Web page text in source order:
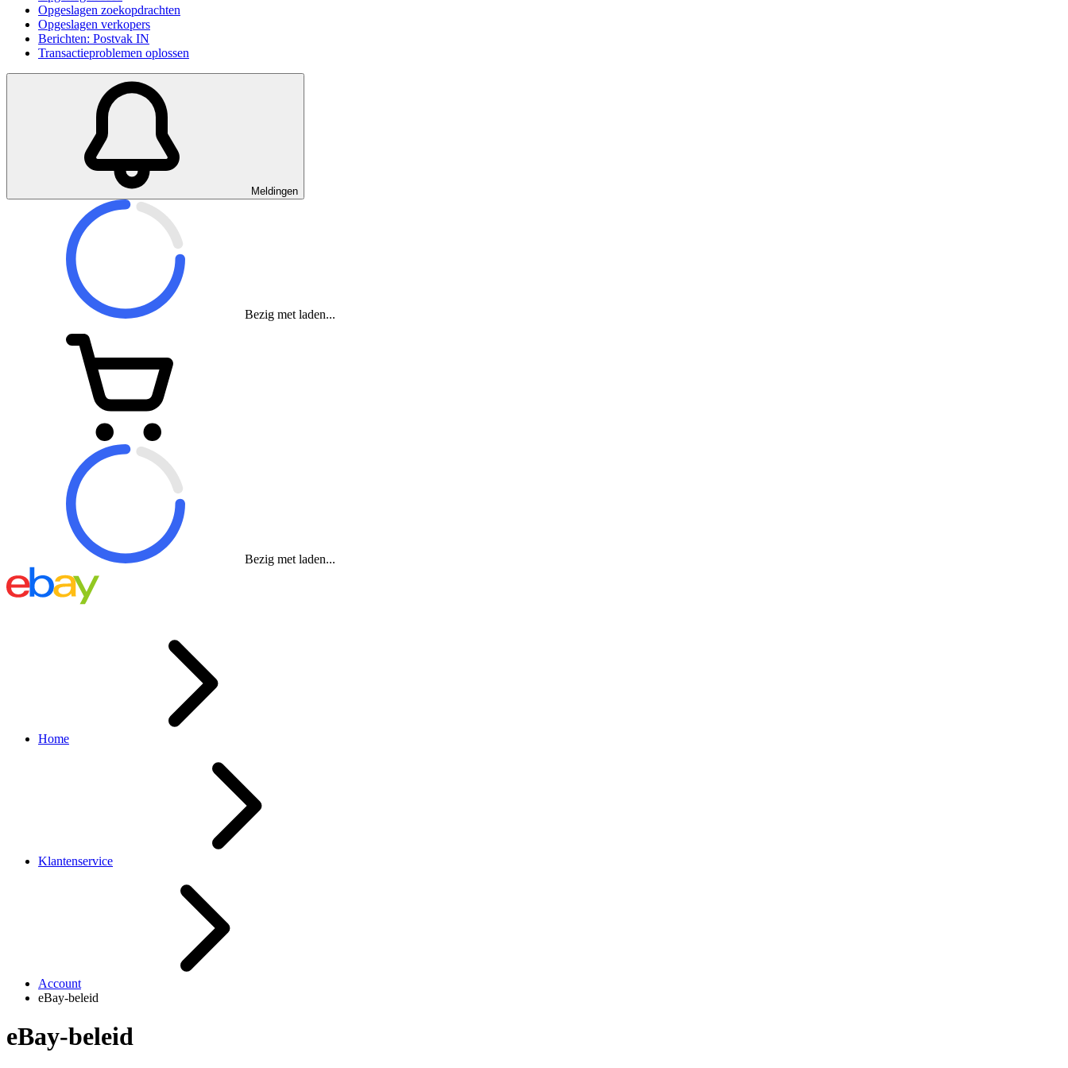
Opgeslagen zoekopdrachten
Opgeslagen verkopers
Berichten: Postvak IN
Transactieproblemen oplossen
Meldingen
Bezig met laden...
Bezig met laden...
Home
Klantenservice
Account
eBay-beleid
eBay-beleid